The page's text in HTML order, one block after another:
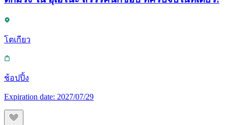
โตเกียว
ช้อปปิ้ง
Expiration date: 2027/07/29